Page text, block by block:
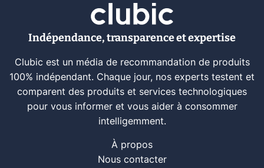
Indépendance, transparence et expertise
Clubic est un média de recommandation de produits
100% indépendant. Chaque jour, nos experts testent et
comparent des produits et services technologiques
pour vous informer et vous aider à consommer
intelligemment.
À propos
Nous contacter